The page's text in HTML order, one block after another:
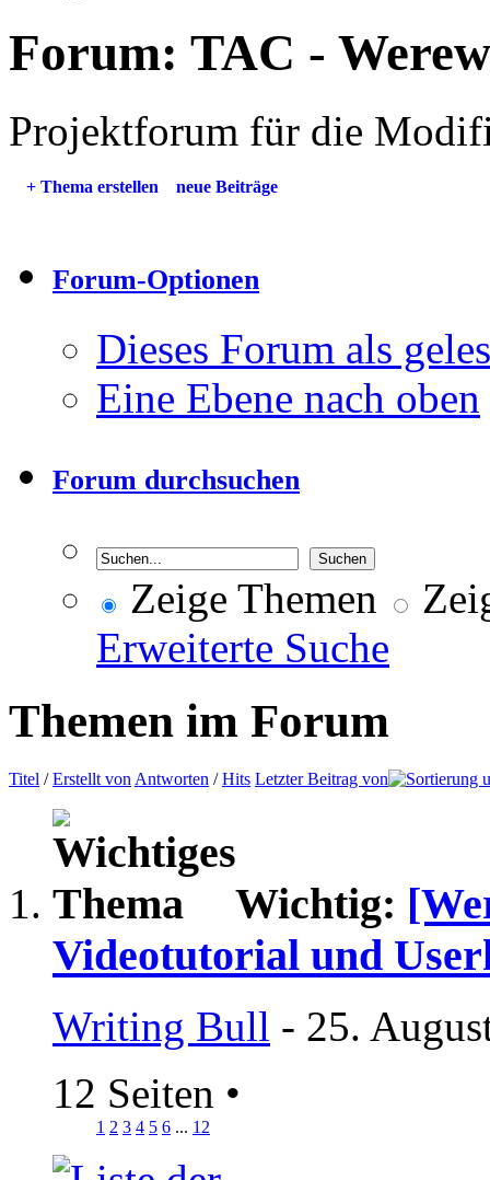
Forum: TAC -
Projektforum für die
+ Thema erstellen neue Beiträge
Forum-Optionen
Dieses Forum als
Eine Ebene nach oben
Forum durchsuchen
Zeige Themen
Erweiterte Suche
Themen im Forum
Titel /Erstellt von Antworten /Hits Letzter Beitrag von
Wichtig:
Videotutorial und
Writing Bull - 25.
12 Seiten •
1 2 3 4 5 6 ... 12